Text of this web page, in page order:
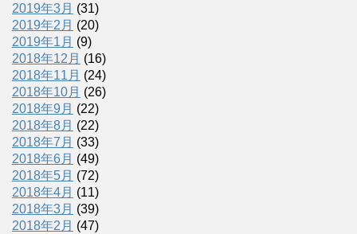
2019年3月 (31)
2019年2月 (20)
2019年1月 (9)
2018年12月 (16)
2018年11月 (24)
2018年10月 (26)
2018年9月 (22)
2018年8月 (22)
2018年7月 (33)
2018年6月 (49)
2018年5月 (72)
2018年4月 (11)
2018年3月 (39)
2018年2月 (47)